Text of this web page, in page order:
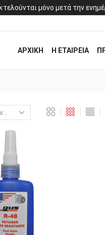
μόνο μετά την
ΑΡΧΙΚΗ Η ΕΤΑΙΡΕΙΑ